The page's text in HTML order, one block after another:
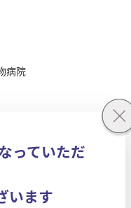
病院
っていただ
います